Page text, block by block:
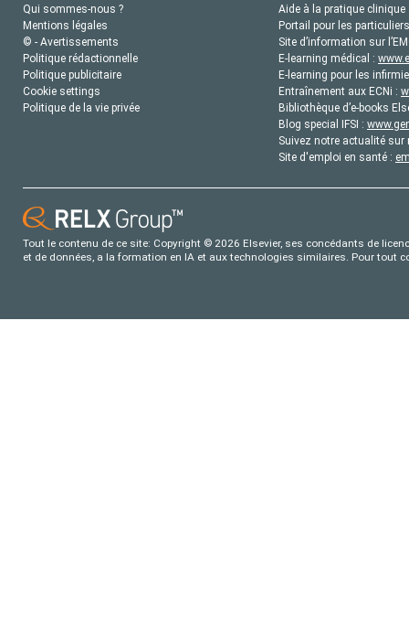
Qui sommes-nous ?
Mentions légales
© - Avertissements
Politique rédactionnelle
Politique publicitaire
Cookie settings
Politique de la vie privée
Aide à la pratique
Portail pour les
Site d’information sur
E-learning médical :
E-learning pour les
Entraînement aux ECNi :
Bibliothèque d’e-books
Blog special IFSI :
Suivez notre actualité sur
Site d'emploi en santé :
Tout le contenu de ce site: Copyright © 2026 Elsevier, ses concédants de
et de données, a la formation en IA et aux technologies similaires. Pour tout